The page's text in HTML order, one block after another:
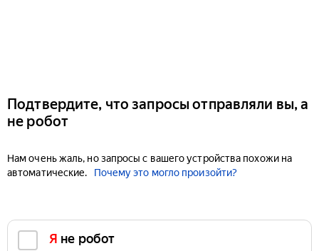
Подтвердите, что запросы отправляли вы, а
не робот
Нам очень жаль, но запросы с вашего устройства похожи на
автоматические.
Почему это могло произойти?
Я не робот